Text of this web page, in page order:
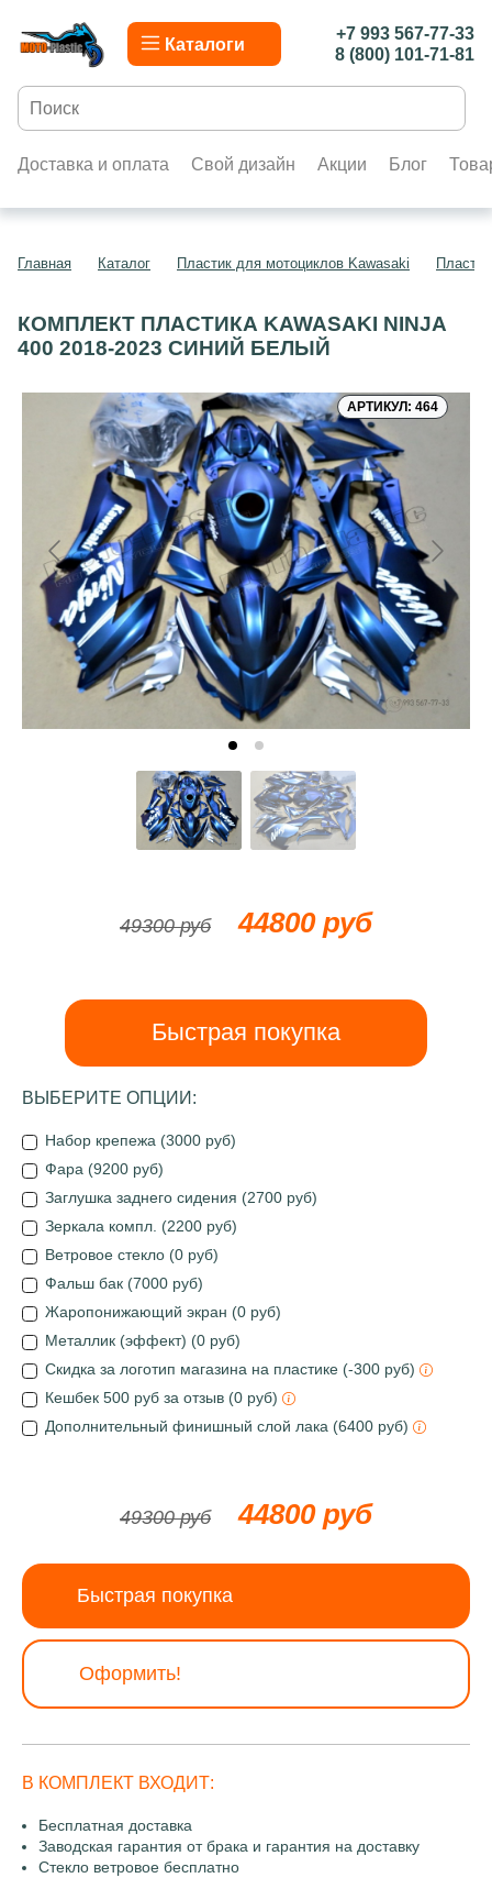
Каталоги
+7 993 567-77-33
8 (800) 101-71-81
Доставка и оплата Свой дизайн Акции Блог
Главная Каталог Пластик для мотоциклов Kawasaki
КОМПЛЕКТ ПЛАСТИКА KAWASAKI NINJA
400 2018-2023 СИНИЙ БЕЛЫЙ
АРТИКУЛ: 464
49300 руб 44800 руб
Быстрая покупка
ВЫБЕРИТЕ ОПЦИИ:
Набор крепежа (3000 руб)
Фара (9200 руб)
Заглушка заднего сидения (2700 руб)
Зеркала компл. (2200 руб)
Ветровое стекло (0 руб)
Фальш бак (7000 руб)
Жаропонижающий экран (0 руб)
Металлик (эффект) (0 руб)
Скидка за логотип магазина на пластике (-300 руб)
Кешбек 500 руб за отзыв (0 руб)
Дополнительный финишный слой лака (6400 руб)
49300 руб 44800 руб
Быстрая покупка
Оформить!
В КОМПЛЕКТ ВХОДИТ:
Бесплатная доставка
Заводская гарантия от брака и гарантия на доставку
Стекло ветровое бесплатно